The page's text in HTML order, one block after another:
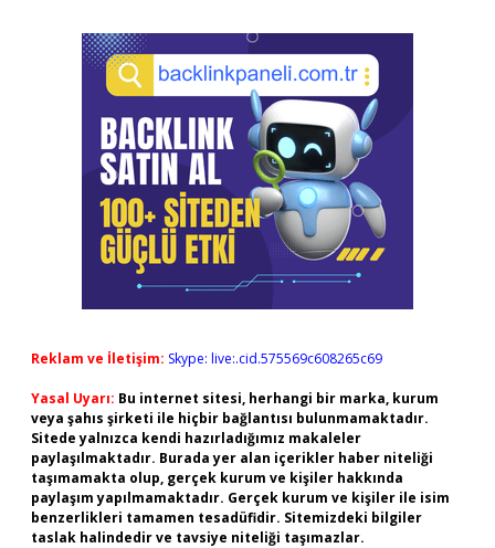
Reklam ve İletişim: Skype: live:.cid.575569c608265c69
Yasal Uyarı: Bu internet sitesi, herhangi bir marka, kurum
veya şahıs şirketi ile hiçbir bağlantısı bulunmamaktadır.
Sitede yalnızca kendi hazırladığımız makaleler
paylaşılmaktadır. Burada yer alan içerikler haber niteliği
taşımamakta olup, gerçek kurum ve kişiler hakkında
paylaşım yapılmamaktadır. Gerçek kurum ve kişiler ile isim
benzerlikleri tamamen tesadüfidir. Sitemizdeki bilgiler
taslak halindedir ve tavsiye niteliği taşımazlar.